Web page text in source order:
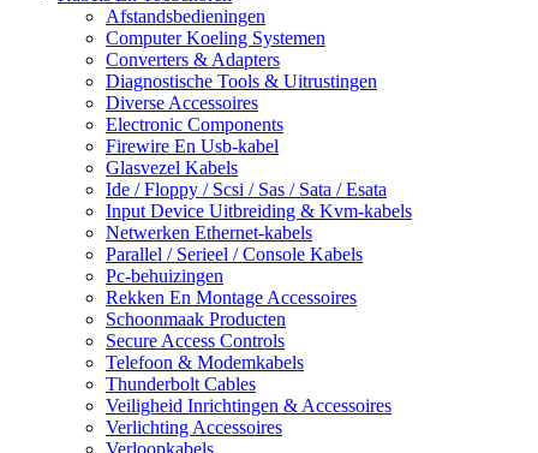
Afstandsbedieningen
Computer Koeling Systemen
Converters & Adapters
Diagnostische Tools & Uitrustingen
Diverse Accessoires
Electronic Components
Firewire En Usb-kabel
Glasvezel Kabels
Ide / Floppy / Scsi / Sas / Sata / Esata
Input Device Uitbreiding & Kvm-kabels
Netwerken Ethernet-kabels
Parallel / Serieel / Console Kabels
Pc-behuizingen
Rekken En Montage Accessoires
Schoonmaak Producten
Secure Access Controls
Telefoon & Modemkabels
Thunderbolt Cables
Veiligheid Inrichtingen & Accessoires
Verlichting Accessoires